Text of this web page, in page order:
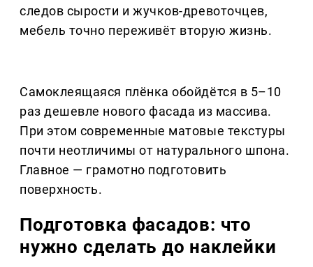
следов сырости и жучков-древоточцев,
мебель точно переживёт вторую жизнь.
Самоклеящаяся плёнка обойдётся в 5–10
раз дешевле нового фасада из массива.
При этом современные матовые текстуры
почти неотличимы от натурального шпона.
Главное — грамотно подготовить
поверхность.
Подготовка фасадов: что
нужно сделать до наклейки